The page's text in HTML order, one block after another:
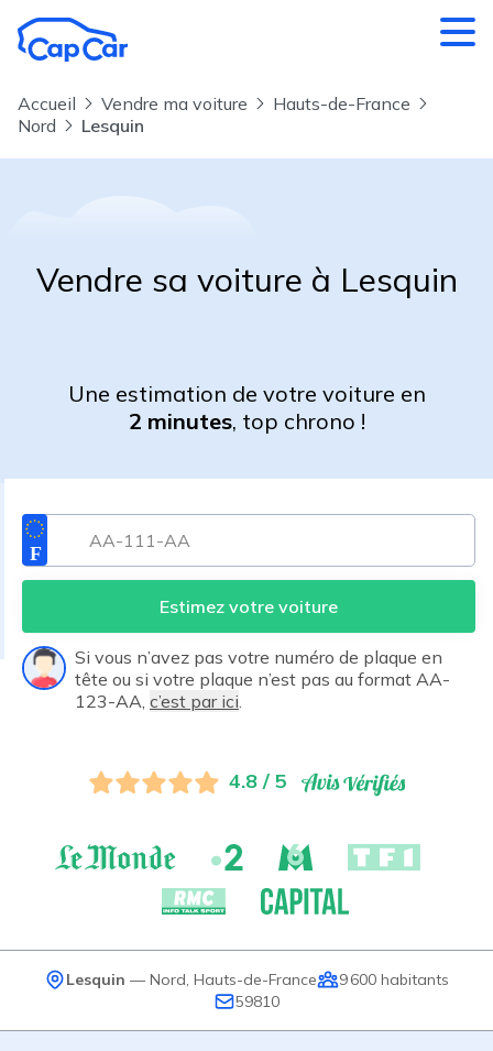
Accueil Vendre ma voiture
Hauts-de-France
Nord
Lesquin
Vendre sa voiture à Lesquin
Une estimation de votre voiture en
2 minutes, top chrono !
Estimez votre voiture
Si vous n’avez pas votre numéro de plaque en
tête ou si votre plaque n’est pas au format AA-
123-AA, c’est par ici
4.8 / 5
Lesquin — Nord Hauts-de-France 9 600 habitants
59810